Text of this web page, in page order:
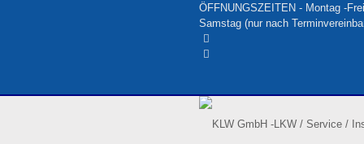
ÖFFNUNGSZEITEN - Montag -
Samstag (nur nach